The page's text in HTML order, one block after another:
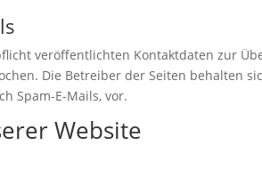
veröffentlichten Kontaktdaten zur
Die Betreiber der Seiten behalten
Spam-E-Mails, vor.
Website